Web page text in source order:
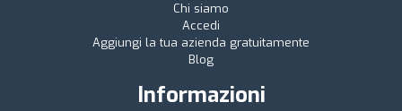
Chi siamo
Accedi
Aggiungi la tua azienda gratuitamente
Blog
Informazioni